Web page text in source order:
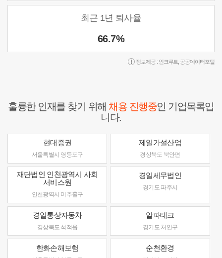
최근 1년 퇴사율
66.7%
정보제공 : 인크루트 공공데이터포털
훌륭한 인재를 찾기 위해채용 진행중인 기업목록입
니다.
현대증권
서울특별시 영등포구
제일가설산업
경상북도 북안면
재단법인 인천광역시 사회
서비스원
인천광역시 미추홀구
경일세무법인
경기도 파주시
경일통상자동차
경상북도 석적읍
알파테크
경기도 처인구
한화손해보험 순천환경